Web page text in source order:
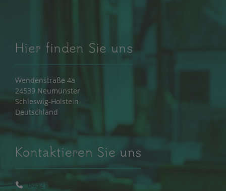
Hier finden Sie uns
Wendenstraße 4a
24539 Neumünster
Schleswig-Holstein
Deutschland
Kontaktieren Sie uns
04321 473 49